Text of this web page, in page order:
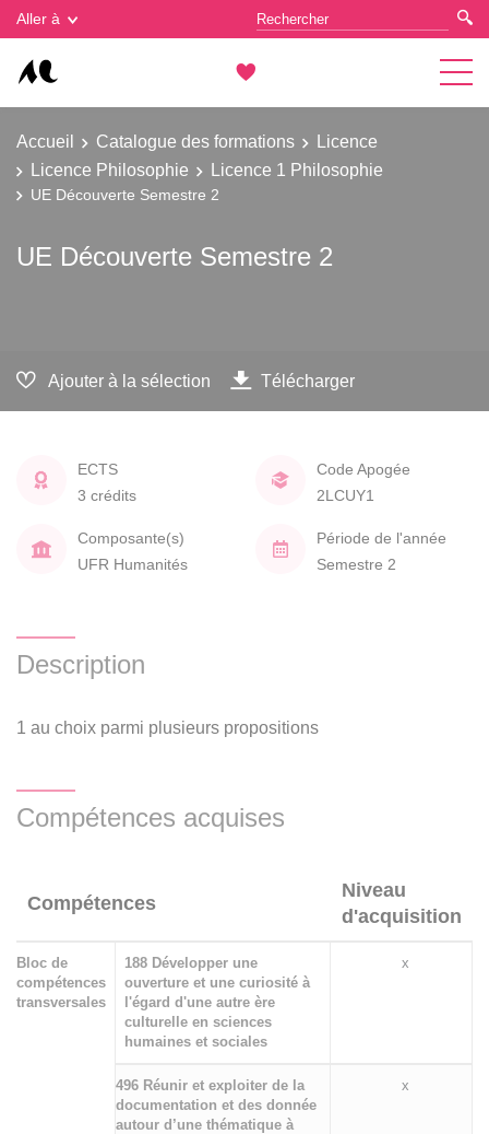
Aller à
Accueil Catalogue des formations
Licence
Licence Philosophie
Licence 1 Philosophie
UE Découverte Semestre 2
UE Découverte Semestre 2
Ajouter à la sélection Télécharger
ECTS
3 crédits
Code Apogée
2LCUY1
Composante(s)
UFR Humanités
Période de l'année
Semestre 2
Description
1 au choix parmi plusieurs propositions
Compétences acquises
Compétences
Niveau
d'acquisition
Bloc de
compétences
transversales
188 Développer une
ouverture et une curiosité à
l'égard d'une autre ère
culturelle en sciences
humaines et sociales
x
496 Réunir et exploiter de la
documentation et des donnée
autour d’une thématique à
x
Gestion des cookies